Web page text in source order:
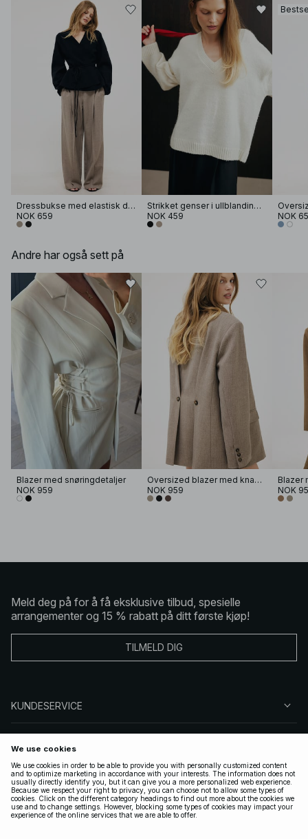
Dressbukse med elastisk detalj og lavt liv
NOK 659
Strikket genser i ullblanding med V-hals
NOK 459
NOK
Andre har også sett på
Blazer med snøringdetaljer
NOK 959
Oversized blazer med knappedetaljer i ryggen
NOK 959
Blazer
NOK
Meld deg på for å få eksklusive tilbud, spesielle
arrangementer og 15 % rabatt på ditt første kjøp!
TILMELD DIG
KUNDESERVICE
FØLG OSS
LOVLIG